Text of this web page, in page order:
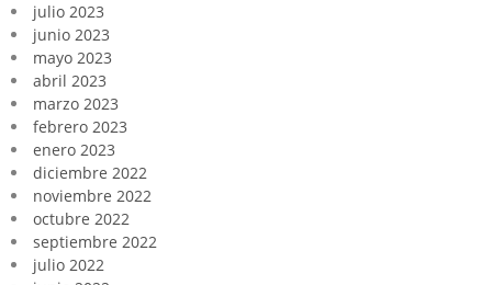
julio 2023
junio 2023
mayo 2023
abril 2023
marzo 2023
febrero 2023
enero 2023
diciembre 2022
noviembre 2022
octubre 2022
septiembre 2022
julio 2022